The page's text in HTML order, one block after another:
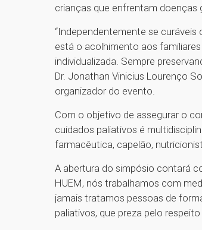
crianças que enfrentam doenças
“Independentemente se
está o acolhimento aos
individualizada. Sempre
Dr. Jonathan Vinicius Lourenço
organizador do evento.
Com o objetivo de assegurar o
cuidados paliativos é
farmacêutica, capelão,
A abertura do simpósio contará
HUEM, nós trabalhamos com
jamais tratamos pessoas de
paliativos, que preza pelo